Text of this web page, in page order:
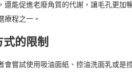
還能促進老廢角質的代謝，讓毛孔更加
療程之一。
的限制
會嘗試使用吸油面紙、控油洗面乳或是